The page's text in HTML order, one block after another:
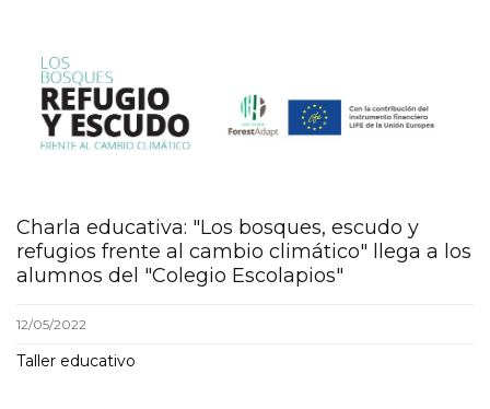
screenshot_-
Charla educativa: "Los bosques, escudo y
refugios frente al cambio climático" llega a los
alumnos del "Colegio Escolapios"
12/05/2022
Taller educativo